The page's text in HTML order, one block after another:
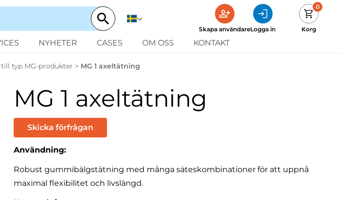
Skapa användareLogga in
0
Korg
NYHETER CASES OM OSS KONTAKT
typ MG-produkter > MG 1 axeltätning
MG 1 axeltätning
Skicka förfrågan
Användning:
Robust gummibälgstätning med många säteskombinationer för att uppnå
maximal flexibilitet och livslängd.